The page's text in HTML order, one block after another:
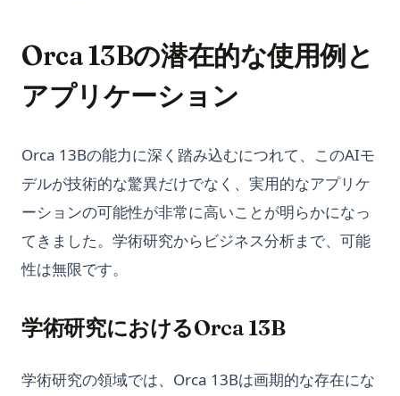
Orca 13Bの潜在的な使用例と
アプリケーション
Orca 13Bの能力に深く踏み込むにつれて、このAIモ
デルが技術的な驚異だけでなく、実用的なアプリケ
ーションの可能性が非常に高いことが明らかになっ
てきました。学術研究からビジネス分析まで、可能
性は無限です。
学術研究におけるOrca 13B
学術研究の領域では、Orca 13Bは画期的な存在にな